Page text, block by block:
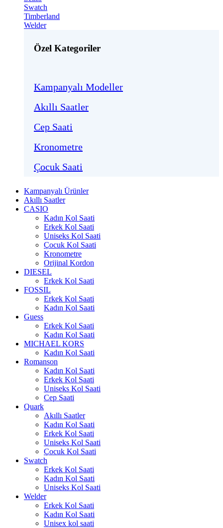
Swatch
Timberland
Welder
Özel Kategoriler
Kampanyalı Modeller
Akıllı Saatler
Cep Saati
Kronometre
Çocuk Saati
Kampanyalı Ürünler
Akıllı Saatler
CASIO
Kadın Kol Saati
Erkek Kol Saati
Uniseks Kol Saati
Çocuk Kol Saati
Kronometre
Orijinal Kordon
DIESEL
Erkek Kol Saati
FOSSIL
Erkek Kol Saati
Kadın Kol Saati
Guess
Erkek Kol Saati
Kadın Kol Saati
MICHAEL KORS
Kadın Kol Saati
Romanson
Kadın Kol Saati
Erkek Kol Saati
Uniseks Kol Saati
Cep Saati
Quark
Akıllı Saatler
Kadın Kol Saati
Erkek Kol Saati
Uniseks Kol Saati
Çocuk Kol Saati
Swatch
Erkek Kol Saati
Kadın Kol Saati
Uniseks Kol Saati
Welder
Erkek Kol Saati
Kadın Kol Saati
Unisex kol saati